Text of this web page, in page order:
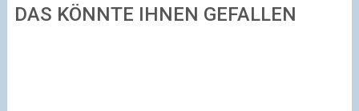
DAS KÖNNTE IHNEN GEFALLEN